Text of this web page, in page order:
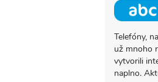
O
FONY.SK
Telefóny,
už mnoho
vytvorili
naplno.